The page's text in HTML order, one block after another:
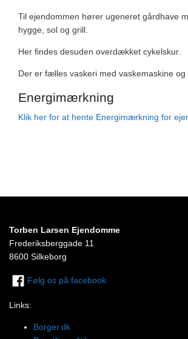
Til ejendommen hører ugeneret gårdhave
hygge, sol og grill.
Her findes desuden overdækket cykelskur.
Der er fælles vaskeri med vaskemaskine og
Energimærkning
Klik her for at hente Energimærkning for
Torben Larsen Ejendomme
Frederiksberggade 11
8600 Silkeborg
Følg os på facebook
Links:
Borger.dk